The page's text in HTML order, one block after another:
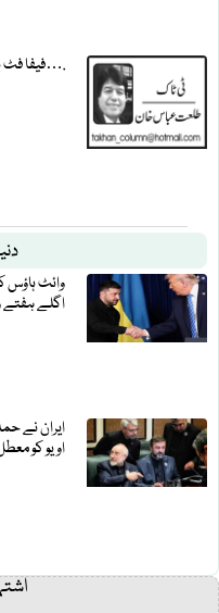
فیفا فٹ بال پاکستان کا مگر….
وائٹ ہاؤس
اگلے ہفتے
ایران نے
او یو کو